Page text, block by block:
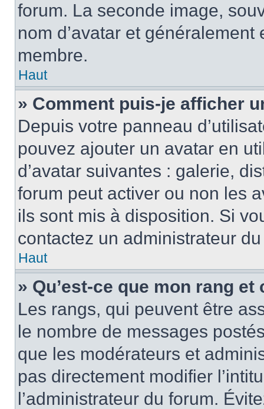
forum. La seconde image,
nom d’avatar et
membre.
Haut
» Comment puis-je afficher
Depuis votre panneau
pouvez ajouter un avatar en
d’avatar suivantes : galerie,
forum peut activer ou non les
ils sont mis à disposition. Si
contactez un administrateur
Haut
» Qu’est-ce que mon rang
Les rangs, qui peuvent être
le nombre de messages
que les modérateurs et
pas directement modifier
l’administrateur du forum.